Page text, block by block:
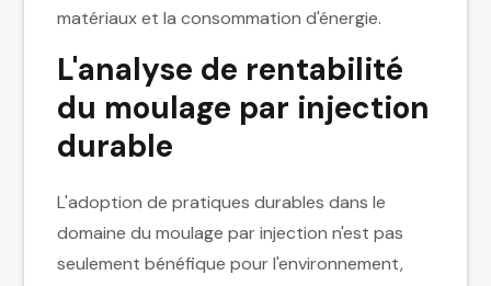
matériaux et la consommation d'énergie.
L'analyse de rentabilité
du moulage par injection
durable
L'adoption de pratiques durables dans le
domaine du moulage par injection n'est pas
seulement bénéfique pour l'environnement,